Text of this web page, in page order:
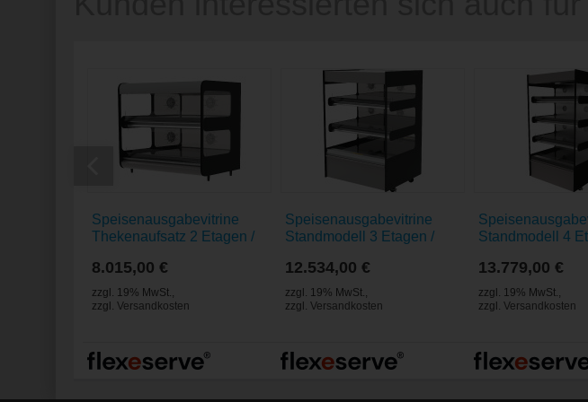
Speisenausgabevitrine
Thekenaufsatz 2 Etagen /
schwarz
8.015,00 €
zzgl. 19% MwSt.,
zzgl. Versandkosten
Speisenausgabevitrine
Standmodell 3 Etagen /
schwarz
12.534,00 €
zzgl. 19% MwSt.,
zzgl. Versandkosten
Standmodell 4
schwarz
13.779,00 €
zzgl. 19% MwSt.,
zzgl. Versandkosten